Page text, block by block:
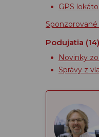
GPS
Podujatia (14)
Novinky
Správy z